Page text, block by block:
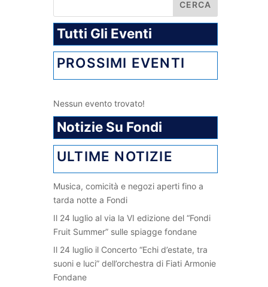
Tutti Gli Eventi
PROSSIMI EVENTI
Nessun evento trovato!
Notizie Su Fondi
ULTIME NOTIZIE
Musica, comicità e negozi aperti fino a
tarda notte a Fondi
Il 24 luglio al via la VI edizione del “Fondi
Fruit Summer” sulle spiagge fondane
Il 24 luglio il Concerto “Echi d’estate, tra
suoni e luci” dell’orchestra di Fiati Armonie
Fondane